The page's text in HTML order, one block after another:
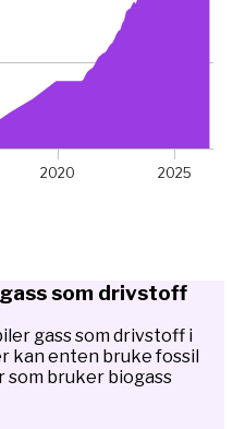
2020 2025
som drivstoff
gass som drivstoff i
kan enten bruke fossil
som bruker biogass